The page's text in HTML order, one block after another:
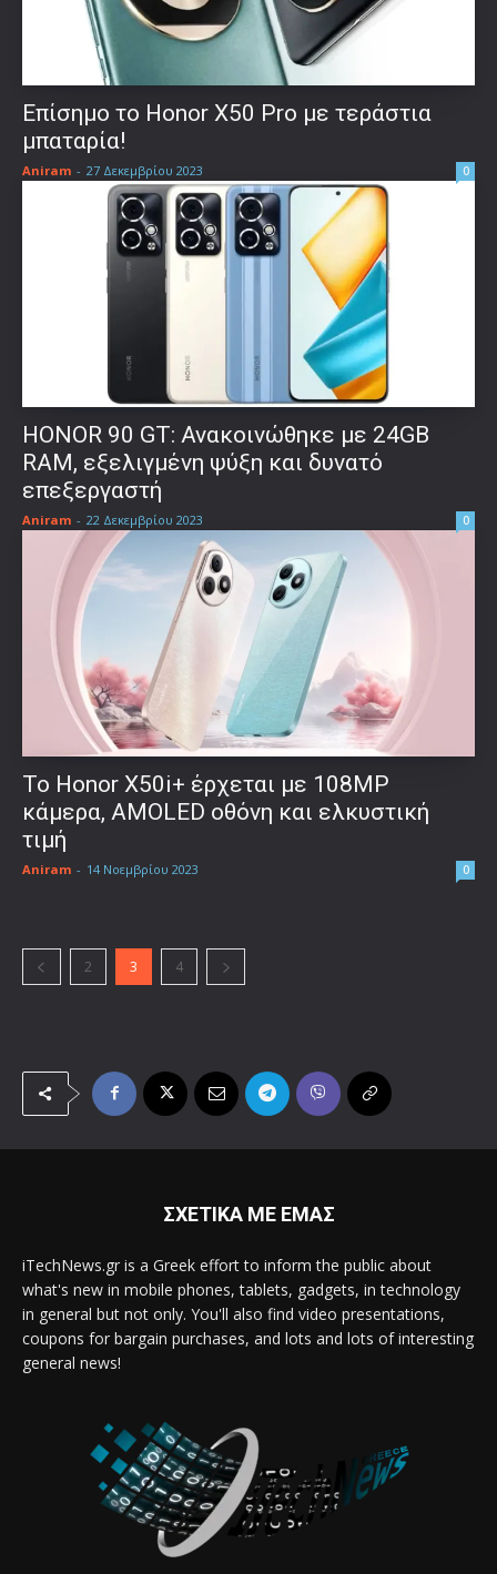
Επίσημο το Honor X50 Pro με τεράστια
μπαταρία!
Aniram - 27 Δεκεμβρίου 2023 0
HONOR 90 GT: Ανακοινώθηκε με 24GB
RAM, εξελιγμένη ψύξη και δυνατό
επεξεργαστή
Aniram - 22 Δεκεμβρίου 2023 0
Το Honor X50i+ έρχεται με 108MP
κάμερα, AMOLED οθόνη και ελκυστική
τιμή
Aniram - 14 Νοεμβρίου 2023 0
2 3 4
ΣΧΕΤΙΚΑ ΜΕ ΕΜΑΣ
iTechNews.gr is a Greek effort to inform the public about
what's new in mobile phones, tablets, gadgets, in technology
in general but not only. You'll also find video presentations,
coupons for bargain purchases, and lots and lots of interesting
general news!